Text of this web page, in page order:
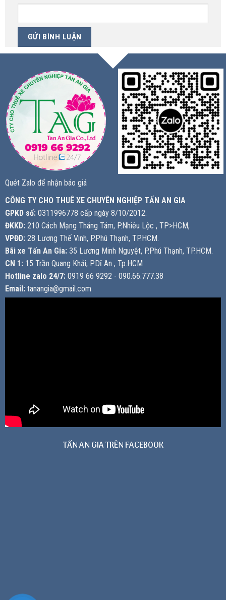
Quét Zalo để nhận báo giá
CÔNG TY CHO THUÊ XE CHUYÊN NGHIỆP TẤN AN GIA
GPKD số: 0311996778 cấp ngày 8/10/2012.
ĐKKD: 210 Cách Mạng Tháng Tám, P.Nhiêu Lộc , TP>HCM,
VPĐD: 28 Lương Thế Vinh, P.Phú Thạnh, TP.HCM.
Bãi xe Tấn An Gia: 35 Lương Minh Nguyệt, P.Phú Thạnh, TP.HCM.
CN 1: 15 Trần Quang Khải, P.Dĩ An , Tp.HCM
Hotline zalo 24/7: 0919 66 9292 - 090.66.777.38
Email: tanangia@gmail.com
TẤN AN GIA TRÊN FACEBOOK